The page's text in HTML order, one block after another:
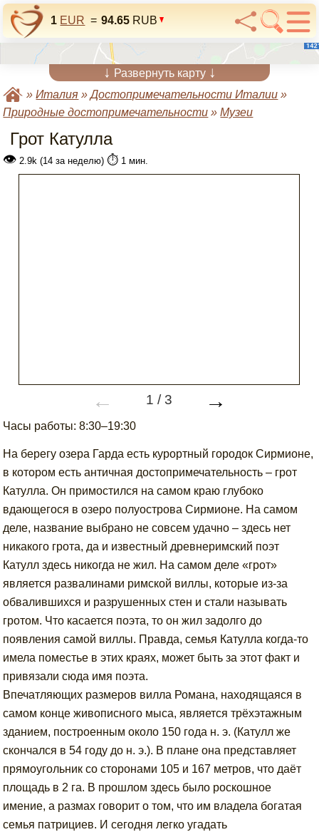
1 EUR = 94.65 RUB
↓ Развернуть карту ↓
»Италия »Достопримечательности Италии »
Природные достопримечательности »Музеи
Грот Катулла
👁 2.9k (14 за неделю) ⏱️ 1 мин.
← 1 /3 →
Часы работы: 8:30–19:30
На берегу озера Гарда есть курортный городок Сирмионе,
в котором есть античная достопримечательность – грот
Катулла. Он примостился на самом краю глубоко
вдающегося в озеро полуострова Сирмионе. На самом
деле, название выбрано не совсем удачно – здесь нет
никакого грота, да и известный древнеримский поэт
Катулл здесь никогда не жил. На самом деле «грот»
является развалинами римской виллы, которые из-за
обвалившихся и разрушенных стен и стали называть
гротом. Что касается поэта, то он жил задолго до
появления самой виллы. Правда, семья Катулла когда-то
имела поместье в этих краях, может быть за этот факт и
привязали сюда имя поэта.
Впечатляющих размеров вилла Романа, находящаяся в
самом конце живописного мыса, является трёхэтажным
зданием, построенным около 150 года н. э. (Катулл же
скончался в 54 году до н. э.). В плане она представляет
прямоугольник со сторонами 105 и 167 метров, что даёт
площадь в 2 га. В прошлом здесь было роскошное
имение, а размах говорит о том, что им владела богатая
семья патрициев. И сегодня легко угадать